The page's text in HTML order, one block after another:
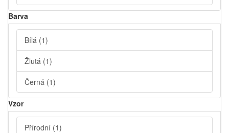
Barva
Bílá (1)
Žlutá (1)
Černá (1)
Vzor
Přírodní (1)